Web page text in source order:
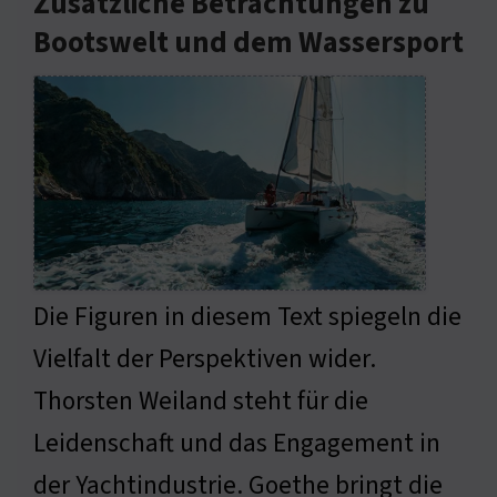
Bootswelt und dem Wassersport
Die Figuren in diesem Text spiegeln die
Vielfalt der Perspektiven wider.
Thorsten Weiland steht für die
Leidenschaft und das Engagement in
der Yachtindustrie. Goethe bringt die